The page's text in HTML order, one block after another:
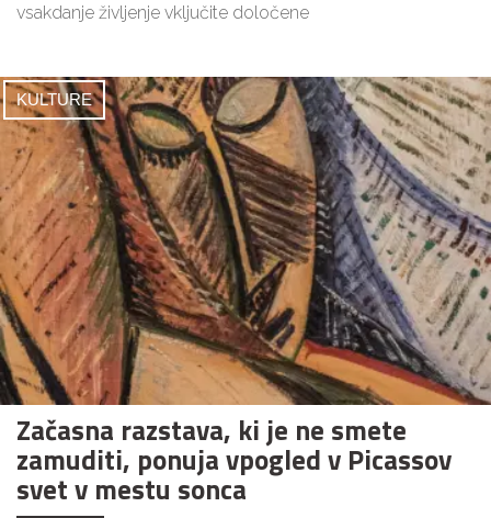
vsakdanje življenje vključite določene
KULTURE
Začasna razstava, ki je ne smete
zamuditi, ponuja vpogled v Picassov
svet v mestu sonca